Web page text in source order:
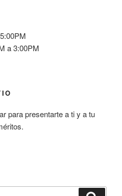
a 3:00PM
para presentarte a ti y a tu